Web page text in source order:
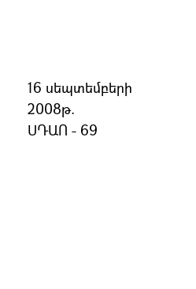
16 սեպտեմբերի
2008թ.
ՍԴԱՈ - 69